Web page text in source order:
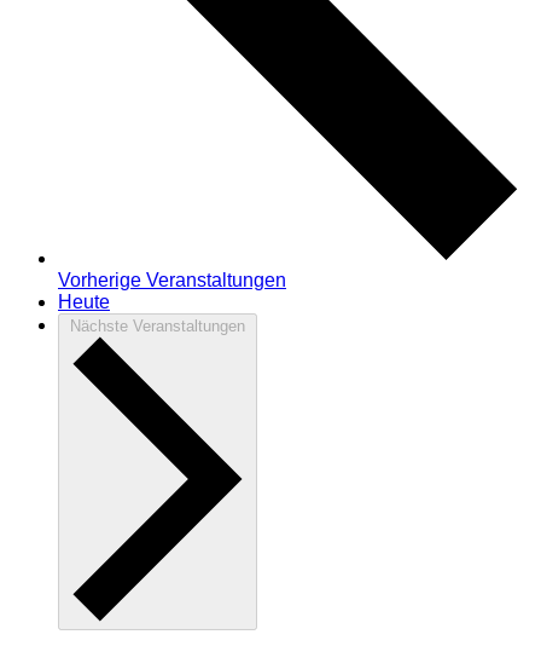
Vorherige Veranstaltungen
Heute
Nächste Veranstaltungen